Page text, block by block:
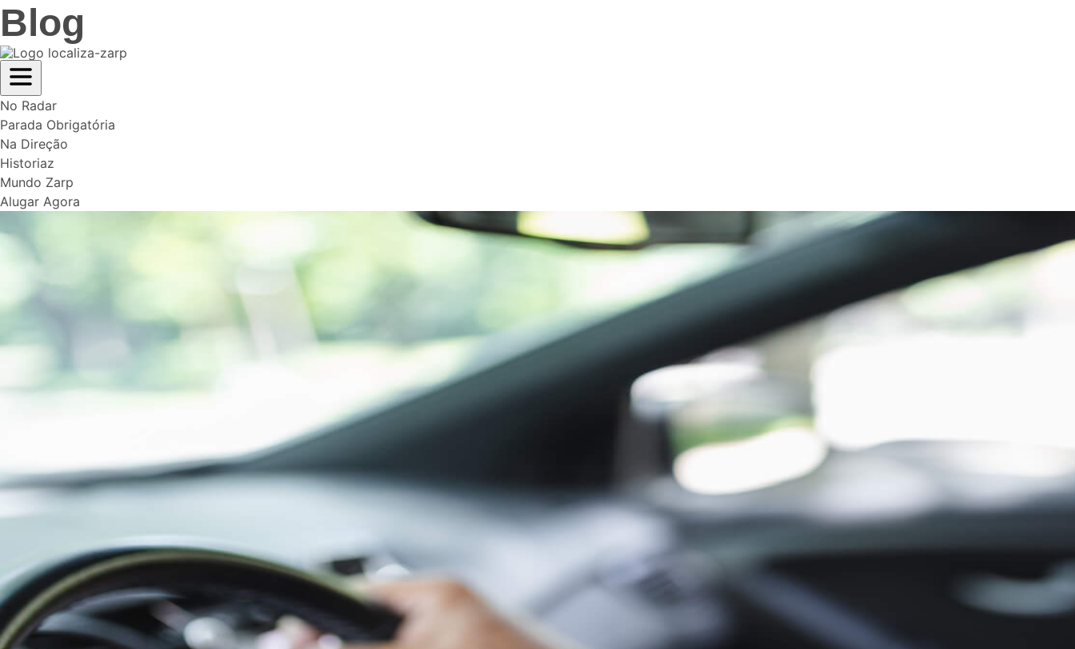
Blog
No Radar
Parada Obrigatória
Na Direção
Historiaz
Mundo Zarp
Alugar Agora